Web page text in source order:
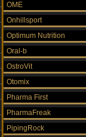
OME
Onhillsport
Optimum Nutrition
Oral-b
OstroVit
Otomix
Pharma First
PharmaFreak
PipingRock